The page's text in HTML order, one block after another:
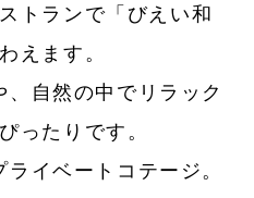
トランで「びえい和
えます。
自然の中でリラック
ったりです。
イベートコテージ。